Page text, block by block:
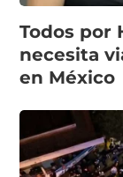
Todos por
necesita
en México